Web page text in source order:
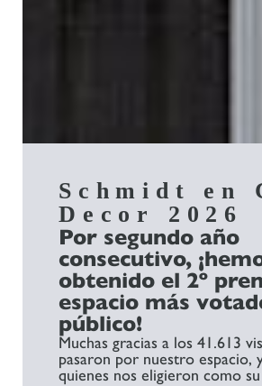
Schmidt en
Decor 2026
Por segundo año
consecutivo,
obtenido el 2º
espacio más
público!
Muchas gracias a los 41.613
pasaron por nuestro espacio,
quienes nos eligieron como